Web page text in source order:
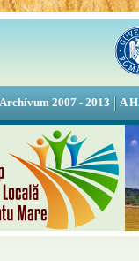
Archívum 2007 - 2013 A